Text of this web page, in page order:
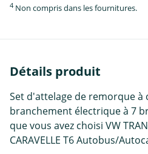
4 Non compris dans les fournitures.
Détails produit
Set d'attelage de remorque à
branchement électrique à 7
que vous avez choisi VW
CARAVELLE T6 Autobus/